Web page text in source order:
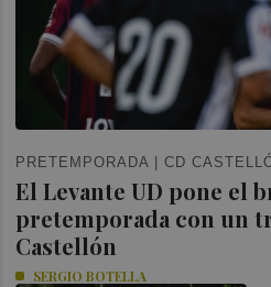
PRETEMPORADA | CD
El Levante UD pone el
pretemporada con un
Castellón
SERGIO BOTELLA